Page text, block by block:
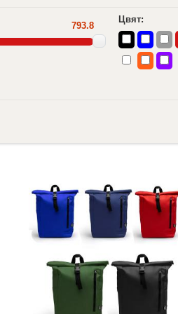
793.8
Цвят: